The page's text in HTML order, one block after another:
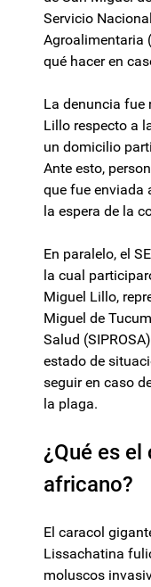
Servicio
Agroalimentaria
qué hacer en
La denuncia fue
Lillo respecto a
un domicilio
Ante esto,
que fue enviada
la espera de la
En paralelo, el
la cual
Miguel Lillo,
Miguel de
Salud
estado de
seguir en caso
la plaga.
¿Qué es
africano?
El caracol
Lissachatina
moluscos